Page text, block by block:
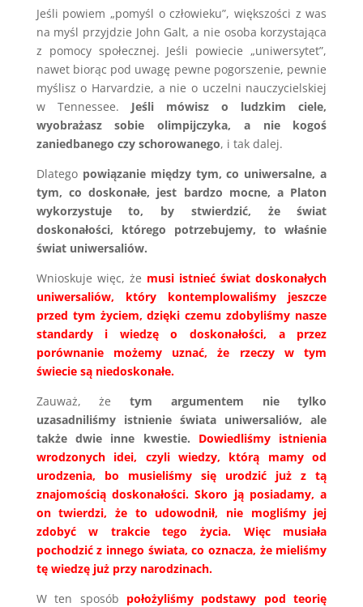
Jeśli powiem „pomyśl o człowieku”, większości z was
na myśl przyjdzie John Galt, a nie osoba korzystająca
z pomocy społecznej. Jeśli powiecie „uniwersytet”,
nawet biorąc pod uwagę pewne pogorszenie, pewnie
myślisz o Harvardzie, a nie o uczelni nauczycielskiej
w Tennessee. Jeśli mówisz o ludzkim ciele,
wyobrażasz sobie olimpijczyka, a nie kogoś
zaniedbanego czy schorowanego, i tak dalej.
Dlatego powiązanie między tym, co uniwersalne, a
tym, co doskonałe, jest bardzo mocne, a Platon
wykorzystuje to, by stwierdzić, że świat
doskonałości, którego potrzebujemy, to właśnie
świat uniwersaliów.
Wnioskuje więc, że musi istnieć świat doskonałych
uniwersaliów, który kontemplowaliśmy jeszcze
przed tym życiem, dzięki czemu zdobyliśmy nasze
standardy i wiedzę o doskonałości, a przez
porównanie możemy uznać, że rzeczy w tym
świecie są niedoskonałe.
Zauważ, żetym argumentem nie tylko
uzasadniliśmy istnienie świata uniwersaliów, ale
także dwie inne kwestie. Dowiedliśmy istnienia
wrodzonych idei, czyli wiedzy, którą mamy od
urodzenia, bo musieliśmy się urodzić już z tą
znajomością doskonałości. Skoro ją posiadamy, a
on twierdzi, że to udowodnił, nie mogliśmy jej
zdobyć w trakcie tego życia. Więc musiała
pochodzić z innego świata, co oznacza, że mieliśmy
tę wiedzę już przy narodzinach.
W ten sposób położyliśmy podstawy pod teorię